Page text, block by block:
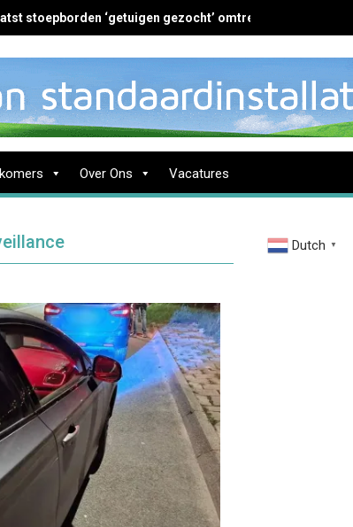
stoepborden ‘getuigen gezocht’ omtrent overval
Over Ons Vacatures
Dutch ▼